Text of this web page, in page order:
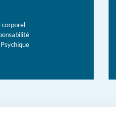
corporel